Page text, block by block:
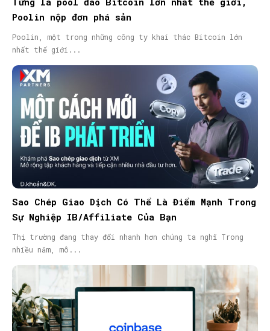
Poolin nộp đơn phá sản
Poolin, một trong những công ty khai thác Bitcoin lớn
nhất thế giới...
Sao Chép Giao Dịch Có Thể Là Điểm Mạnh Trong
Sự Nghiệp IB/Affiliate Của Bạn
Thị trường đang thay đổi nhanh hơn chúng ta nghĩ Trong
nhiều năm, mô...